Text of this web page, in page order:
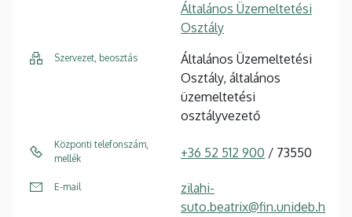
Általános Üzemeltetési
Osztály
Szervezet, beosztás
Általános Üzemeltetési
Osztály, általános
üzemeltetési
osztályvezető
Központi telefonszám,
mellék
+36 52 512 900 / 73550
E-mail
zilahi-
suto.beatrix@fin.unideb.h